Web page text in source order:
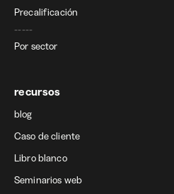
Precalificación
-----
Por sector
recursos
blog
Caso de cliente
Libro blanco
Seminarios web